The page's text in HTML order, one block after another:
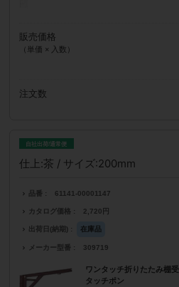
販売価格
（単価 × 入数）
注文数
自社出荷/通常便
仕上:茶 / サイズ:200mm
品番 61141-00001147
カタログ価格 2,720円
出荷日(納期) 在庫品
メーカー型番 309719
ワンタッチ折りたたみ棚受
タッチポン